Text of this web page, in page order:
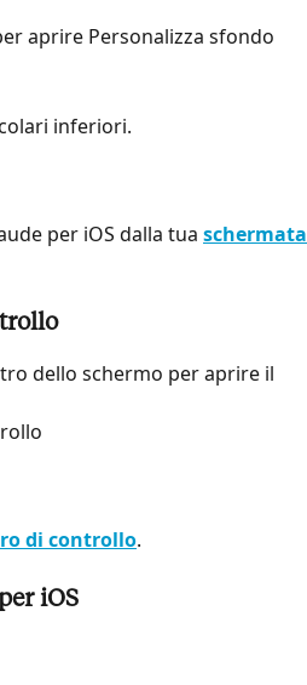
aprire Personalizza sfondo
inferiori.
per iOS dalla tua schermata
dello schermo per aprire il
di controllo.
iOS